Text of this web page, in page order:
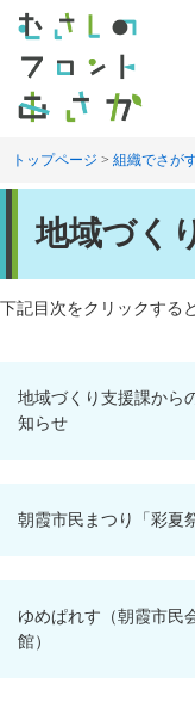
す
し
トップページ > 組織でさが
地域づく
下記目次をクリックする
地域づくり支援課から
知らせ
朝霞市民まつり「彩夏
ゆめぱれす（朝霞市民
館）